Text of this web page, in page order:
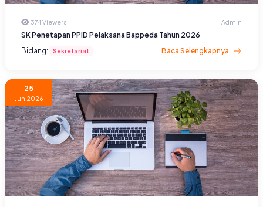
374 Viewers Admin
SK Penetapan PPID Pelaksana Bappeda Tahun 2026
Bidang:
Sekretariat Baca Selengkapnya
25
Jun 2026